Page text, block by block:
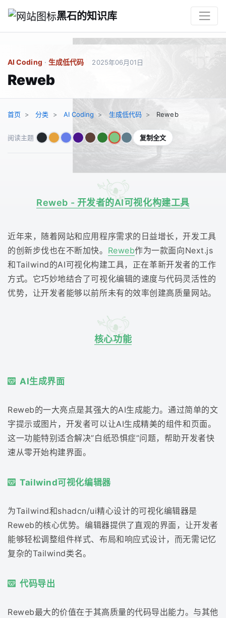
黑石的知识库
AI Coding · 生成低代码 2025年06月01日
Reweb
首页 分类 AI Coding 生成低代码 Reweb
阅读主题 复制全文
Reweb - 开发者的AI可视化构建工具
近年来，随着网站和应用程序需求的日益增长，开发工具
的创新步伐也在不断加快。 Reweb作为一款面向Next.js
和Tailwind的AI可视化构建工具，正在革新开发者的工作
方式。它巧妙地结合了可视化编辑的速度与代码灵活性的
优势，让开发者能够以前所未有的效率创建高质量网站。
核心功能
AI生成界面
Reweb的一大亮点是其强大的AI生成能力。通过简单的文
字提示或图片，开发者可以让AI生成精美的组件和页面。
这一功能特别适合解决”白纸恐惧症”问题，帮助开发者快
速从零开始构建界面。
Tailwind可视化编辑器
为Tailwind和shadcn/ui精心设计的可视化编辑器是
Reweb的核心优势。编辑器提供了直观的界面，让开发者
能够轻松调整组件样式、布局和响应式设计，而无需记忆
复杂的Tailwind类名。
代码导出
Reweb最大的价值在于其高质量的代码导出能力。与其他